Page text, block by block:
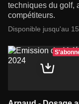
techniques du golf,
compétiteurs.
Disponible jusqu'au